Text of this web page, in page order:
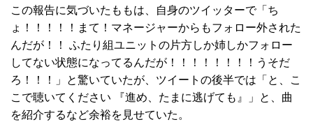
この報告に気づいたももは、自身のツイッターで「ち
ょ！！！！！まて！マネージャーからもフォロー外された
んだが！！ ふたり組ユニットの片方しか姉しかフォロー
してない状態になってるんだが！！！！！！！！うそだ
ろ！！！」と驚いていたが、ツイートの後半では「と、こ
こで聴いてください 『進め、たまに逃げても』」と、曲
を紹介するなど余裕を見せていた。